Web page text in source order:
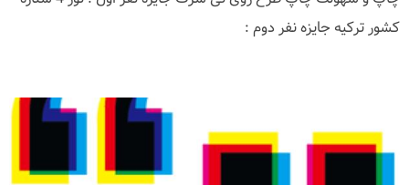
کشور ترکیه جایزه نفر دوم :